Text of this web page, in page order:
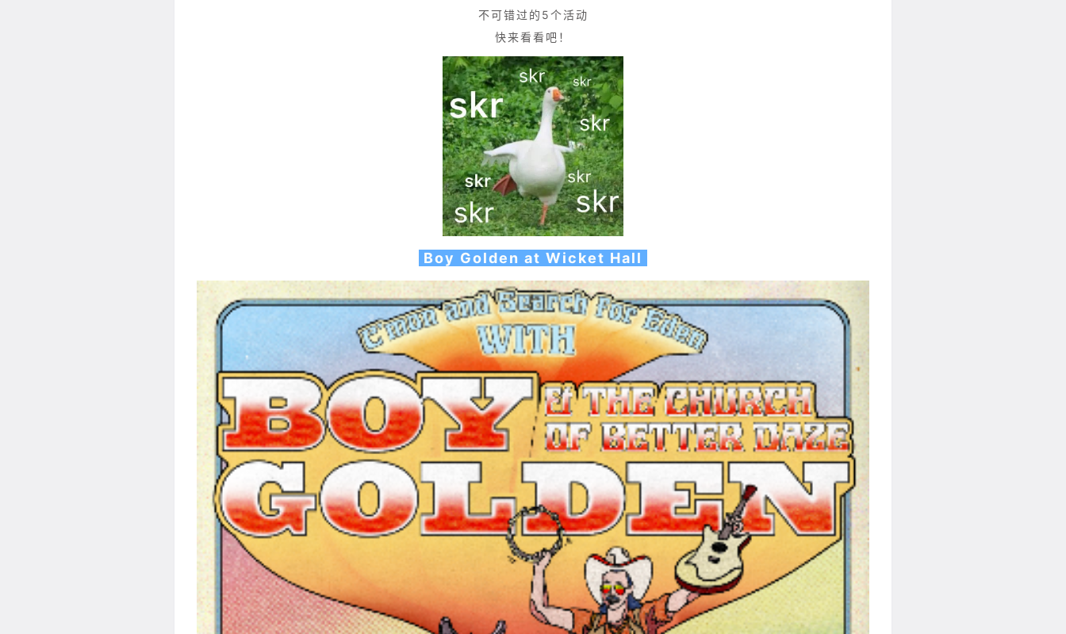
不可错过的5个活动
快来看看吧！
Boy Golden at Wicket Hall